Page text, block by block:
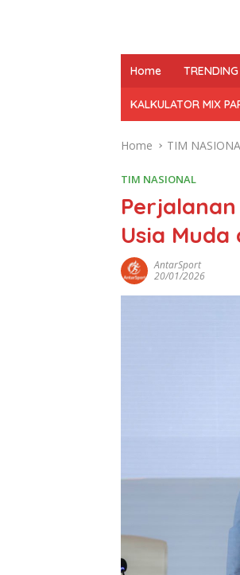
Home TRENDING
KALKULATOR MIX
Home TIM
TIM NASIONAL
Usia
AntarSport
20/01/2026